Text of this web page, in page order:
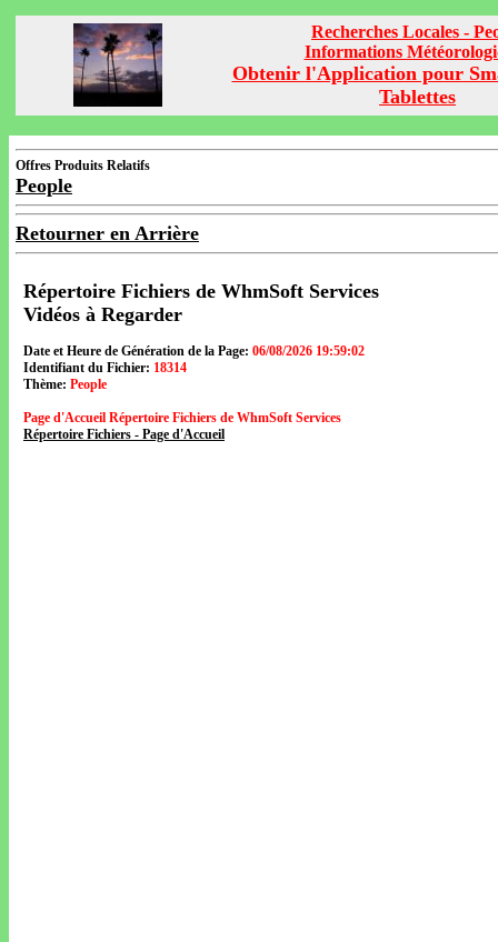
Recherches Locales -
Informations
Obtenir l'Application pour
Tablettes
Offres Produits Relatifs
People
Retourner en Arrière
Répertoire Fichiers de WhmSoft Services
Vidéos à Regarder
Date et Heure de Génération de la Page: 06/08/2026 19:59:02
Identifiant du Fichier: 18314
Thème: People
Page d'Accueil Répertoire Fichiers de WhmSoft Services
Répertoire Fichiers - Page d'Accueil